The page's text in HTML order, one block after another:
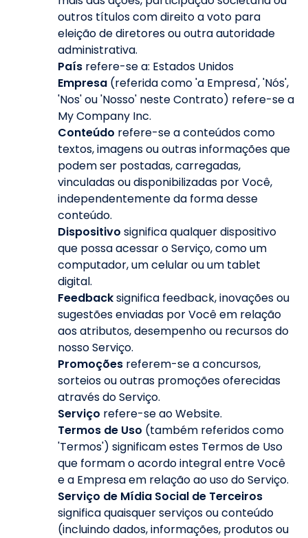
outros títulos com direito a voto para
eleição de diretores ou outra autoridade
administrativa.
País refere-se a: Estados Unidos
Empresa (referida como 'a Empresa', 'Nós',
'Nos' ou 'Nosso' neste Contrato) refere-se a
My Company Inc.
Conteúdo refere-se a conteúdos como
textos, imagens ou outras informações que
podem ser postadas, carregadas,
vinculadas ou disponibilizadas por Você,
independentemente da forma desse
conteúdo.
Dispositivo significa qualquer dispositivo
que possa acessar o Serviço, como um
computador, um celular ou um tablet
digital.
Feedbacksignifica feedback, inovações ou
sugestões enviadas por Você em relação
aos atributos, desempenho ou recursos do
nosso Serviço.
Promoções referem-se a concursos,
sorteios ou outras promoções oferecidas
através do Serviço.
Serviço refere-se ao Website.
Termos de Uso (também referidos como
'Termos') significam estes Termos de Uso
que formam o acordo integral entre Você
e a Empresa em relação ao uso do Serviço.
Serviço de Mídia Social de Terceiros
significa quaisquer serviços ou conteúdo
(incluindo dados, informações, produtos ou